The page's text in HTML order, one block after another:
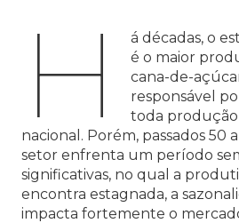
H
á décadas, o
é o maior
cana-de-
responsável
toda
nacional. Porém, passados 50
setor enfrenta um período
significativas, no qual a
encontra estagnada, a
impacta fortemente o